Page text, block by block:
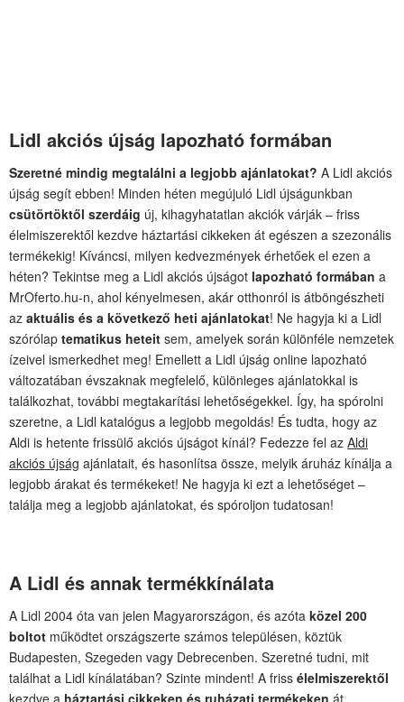
Lidl akciós újság lapozható formában
Szeretné mindig megtalálni a legjobb ajánlatokat? A Lidl akciós
újság segít ebben! Minden héten megújuló Lidl újságunkban
csütörtöktől szerdáig új, kihagyhatatlan akciók várják – friss
élelmiszerektől kezdve háztartási cikkeken át egészen a szezonális
termékekig! Kíváncsi, milyen kedvezmények érhetőek el ezen a
héten? Tekintse meg a Lidl akciós újságot lapozható formában a
MrOferto.hu-n, ahol kényelmesen, akár otthonról is átböngészheti
az aktuális és a következő heti ajánlatokat! Ne hagyja ki a Lidl
szórólap tematikus heteit sem, amelyek során különféle nemzetek
ízeivel ismerkedhet meg! Emellett a Lidl újság online lapozható
változatában évszaknak megfelelő, különleges ajánlatokkal is
találkozhat, további megtakarítási lehetőségekkel. Így, ha spórolni
szeretne, a Lidl katalógus a legjobb megoldás! És tudta, hogy az
Aldi is hetente frissülő akciós újságot kínál? Fedezze fel az Aldi
akciós újság ajánlatait, és hasonlítsa össze, melyik áruház kínálja a
legjobb árakat és termékeket! Ne hagyja ki ezt a lehetőséget –
találja meg a legjobb ajánlatokat, és spóroljon tudatosan!
A Lidl és annak termékkínálata
A Lidl 2004 óta van jelen Magyarországon, és azóta közel 200
boltot működtet országszerte számos településen, köztük
Budapesten, Szegeden vagy Debrecenben. Szeretné tudni, mit
találhat a Lidl kínálatában? Szinte mindent! A friss élelmiszerektől
kezdve a háztartási cikkeken és ruházati termékeken át